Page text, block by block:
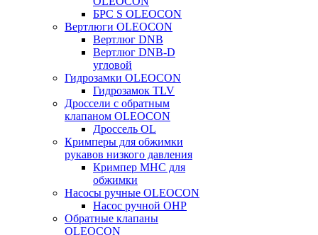
БРС S OLEOCON
Вертлюги OLEOCON
Вертлюг DNB
Вертлюг DNB-D
угловой
Гидрозамки OLEOCON
Гидрозамок TLV
Дроссели с обратным
клапаном OLEOCON
Дроссель OL
Кримперы для обжимки
рукавов низкого давления
Кримпер MHC для
обжимки
Насосы ручные OLEOCON
Насос ручной OHP
Обратные клапаны
OLEOCON